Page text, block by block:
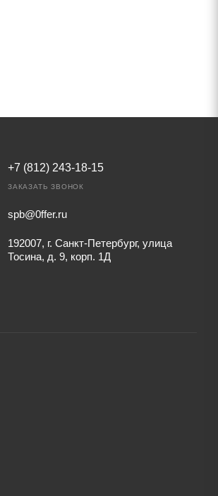
+7 (812) 243-18-15
ЗАКАЗАТЬ ЗВОНОК
spb@0ffer.ru
192007, г. Санкт-Петербург, улица
Тосина, д. 9, корп. 1Д